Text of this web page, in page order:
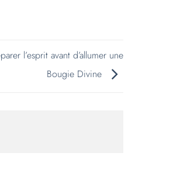
l’esprit avant d’allumer une
Bougie Divine